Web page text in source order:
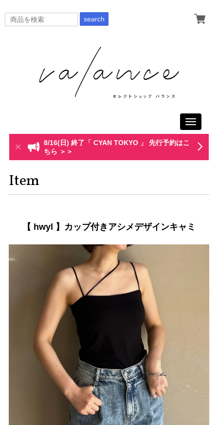
search
Toggle
8/16(日) 終了「 CYAN TOKYO 」 先行予約はこ
ちら ＞＞
Item
【 hwyl 】カップ付きアシメデザインキャミ